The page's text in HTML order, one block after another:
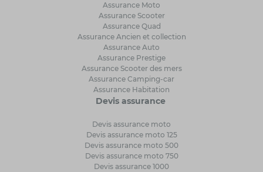
Assurance Moto
Assurance Scooter
Assurance Quad
Assurance Ancien et collection
Assurance Auto
Assurance Prestige
Assurance Scooter des mers
Assurance Camping-car
Assurance Habitation
Devis assurance
Devis assurance moto
Devis assurance moto 125
Devis assurance moto 500
Devis assurance moto 750
Devis assurance 1000